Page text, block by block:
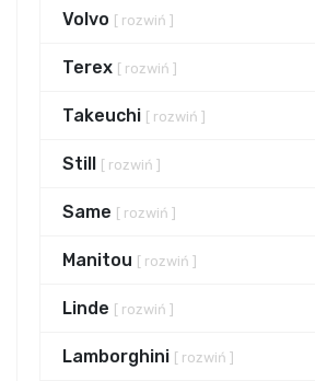
Volvo [ rozwiń ]
Terex [ rozwiń ]
Takeuchi [ rozwiń ]
Still [ rozwiń ]
Same [ rozwiń ]
Manitou [ rozwiń ]
Linde [ rozwiń ]
Lamborghini [ rozwiń ]